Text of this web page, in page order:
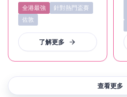
全港最強
針對熱門盃賽
佐敦
了解更多
查看更多